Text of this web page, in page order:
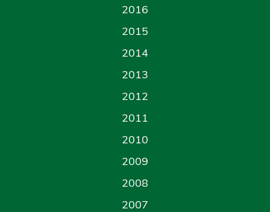
2016
2015
2014
2013
2012
2011
2010
2009
2008
2007